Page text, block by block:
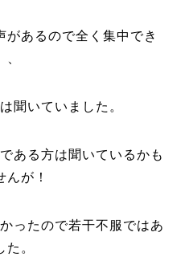
あるので全く集中でき
、
聞いていました。
ある方は聞いているかも
んが！
ったので若干不服ではあ
た。